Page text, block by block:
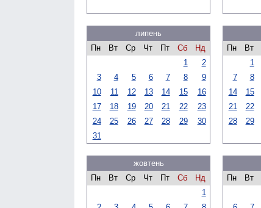
липень
Пн
Вт Ср Чт Пт Сб
Нд
1
2
3
4 5 6 7 8
9
10
11 12 13 14 15
16
17
18 19 20 21 22
23
24
25 26 27 28 29
30
31
Пн
Вт
1
7
8
14
15
21
22
28
29
жовтень
Пн
Вт Ср Чт Пт Сб
Нд
1
Пн
Вт